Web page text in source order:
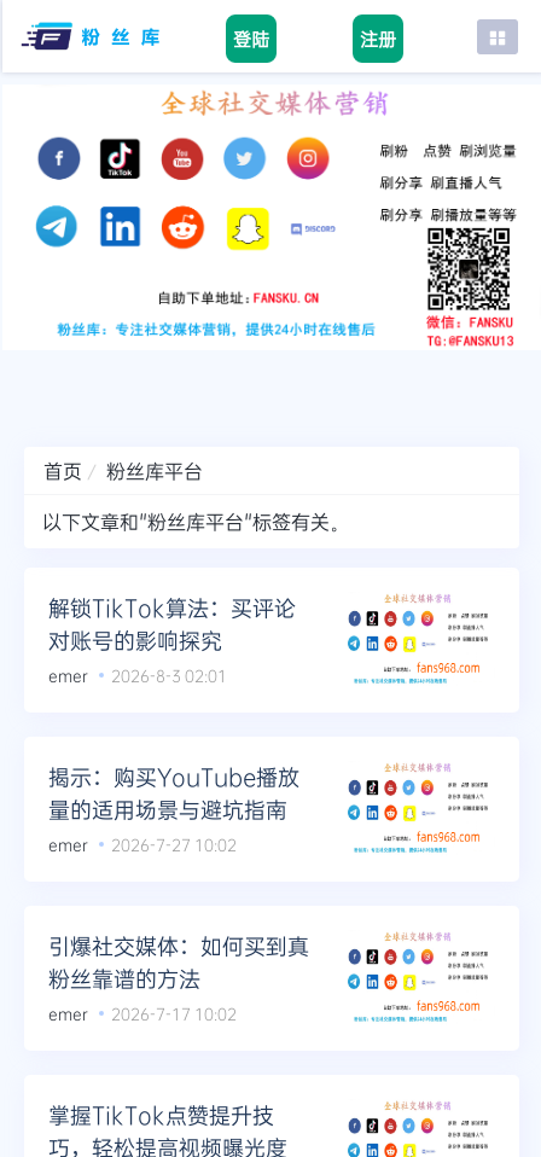
登陆 注册
首页
tiktok
youtube
instagram
首页
粉丝库平台
以下文章和"粉丝库平台"标签有关。
解锁TikTok算法：买评论
对账号的影响探究
emer 2026-8-3 02:01
揭示：购买YouTube播放
量的适用场景与避坑指南
emer 2026-7-27 10:02
引爆社交媒体：如何买到真
粉丝靠谱的方法
emer 2026-7-17 10:02
掌握TikTok点赞提升技
巧，轻松提高视频曝光度